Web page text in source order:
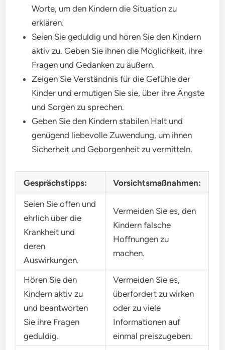
Worte, um den Kindern die Situation zu
erklären.
Seien Sie geduldig und hören Sie den Kindern
aktiv zu. Geben Sie ihnen die Möglichkeit, ihre
Fragen und Gedanken zu äußern.
Zeigen Sie Verständnis für die Gefühle der
Kinder und ermutigen Sie sie, über ihre Ängste
und Sorgen zu sprechen.
Geben Sie den Kindern stabilen Halt und
genügend liebevolle Zuwendung, um ihnen
Sicherheit und Geborgenheit zu vermitteln.
Gesprächstipps: Vorsichtsmaßnahmen:
Seien Sie offen und
ehrlich über die
Krankheit und
deren
Auswirkungen.
Vermeiden Sie es, den
Kindern falsche
Hoffnungen zu
machen.
Hören Sie den
Kindern aktiv zu
und beantworten
Sie ihre Fragen
geduldig.
Vermeiden Sie es,
überfordert zu wirken
oder zu viele
Informationen auf
einmal preiszugeben.